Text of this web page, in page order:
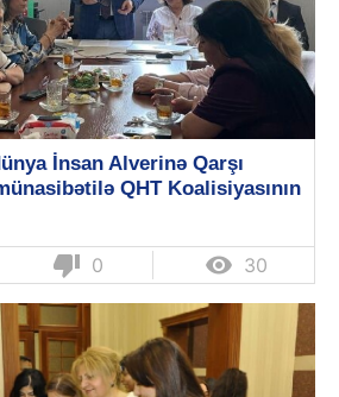
İnsan Alverinə Qarşı
QHT Koalisiyasının
thumb_down 0  30